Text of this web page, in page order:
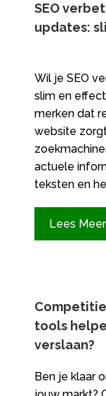
SEO
updates:
Wil je SEO
slim en
merken dat
website
actuele
teksten en
Lees Meer
tools
verslaan?
Ben je klaar